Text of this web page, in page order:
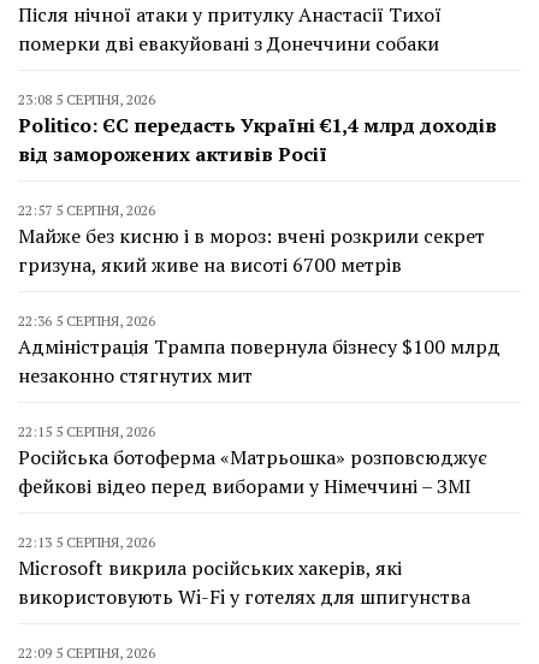
Після нічної атаки у притулку Анастасії Тихої
померки дві евакуйовані з Донеччини собаки
23:08 5 СЕРПНЯ, 2026
Politico: ЄС передасть Україні €1,4 млрд доходів
від заморожених активів Росії
22:57 5 СЕРПНЯ, 2026
Майже без кисню і в мороз: вчені розкрили секрет
гризуна, який живе на висоті 6700 метрів
22:36 5 СЕРПНЯ, 2026
Адміністрація Трампа повернула бізнесу $100 млрд
незаконно стягнутих мит
22:15 5 СЕРПНЯ, 2026
Російська ботоферма «Матрьошка» розповсюджує
фейкові відео перед виборами у Німеччині – ЗМІ
22:13 5 СЕРПНЯ, 2026
Microsoft викрила російських хакерів, які
використовують Wi-Fi у готелях для шпигунства
22:09 5 СЕРПНЯ, 2026